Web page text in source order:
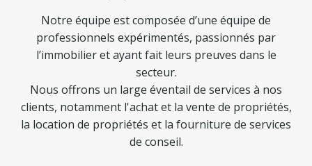
Notre équipe est composée d’une équipe de
professionnels expérimentés, passionnés par
l’immobilier et ayant fait leurs preuves dans le
secteur.
Nous offrons un large éventail de services à nos
clients, notamment l'achat et la vente de propriétés,
la location de propriétés et la fourniture de services
de conseil.